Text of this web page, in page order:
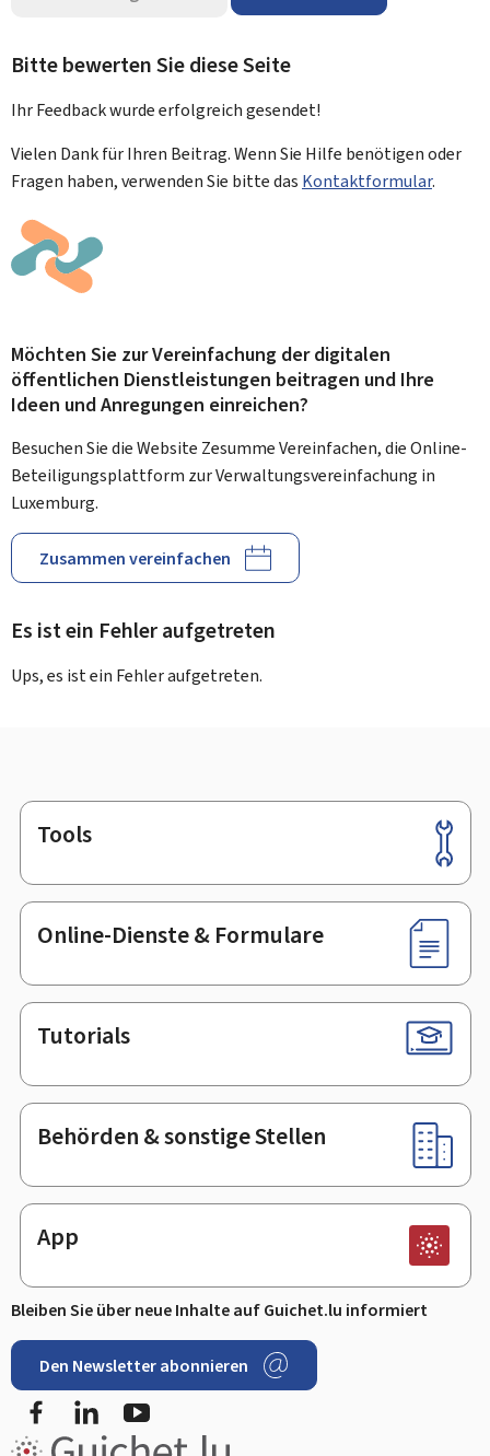
Bitte bewerten Sie diese Seite
Ihr Feedback wurdeerfolgreichgesendet!
Vielen Dank für Ihren Beitrag. Wenn Sie Hilfe benötigen oder
Fragen haben, verwenden Sie bitte das Kontaktformular.
Möchten Sie zur Vereinfachung der digitalen
öffentlichen Dienstleistungen beitragen und Ihre
Ideen und Anregungen einreichen?
Besuchen Sie die Website Zesumme Vereinfachen, die Online-
Beteiligungsplattform zur Verwaltungsvereinfachung in
Luxemburg.
Zusammen vereinfachen
Es ist ein Fehler aufgetreten
Ups, es ist ein Fehler aufgetreten.
Footer
Tools
Online-Dienste & Formulare
Tutorials
Behörden & sonstige Stellen
App
Bleiben Sie über neue Inhalte auf Guichet.lu informiert
Den Newsletter abonnieren
FacebookLinkedIn